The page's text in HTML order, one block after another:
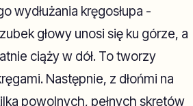
wydłużania kręgosłupa -
głowy unosi się ku górze, a
ciąży w dół. To tworzy
Następnie, z dłońmi na
powolnych, pełnych skrętów